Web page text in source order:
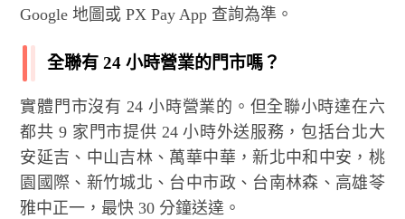
Google 地圖或 PX Pay App 查詢為準。
全聯有 24 小時營業的門市嗎？
實體門市沒有 24 小時營業的。但全聯小時達在六
都共 9 家門市提供 24 小時外送服務，包括台北大
安延吉、中山吉林、萬華中華，新北中和中安，桃
園國際、新竹城北、台中市政、台南林森、高雄苓
雅中正一，最快 30 分鐘送達。